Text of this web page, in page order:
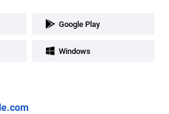
Google Play
Windows